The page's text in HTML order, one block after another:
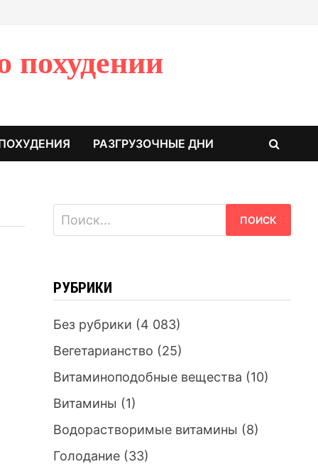
РАЗГРУЗОЧНЫЕ ДНИ
Найти:
РУБРИКИ
Без рубрики (4 083)
Вегетарианство (25)
Витаминоподобные вещества (10)
Витамины (1)
Водорастворимые витамины (8)
Голодание(33)